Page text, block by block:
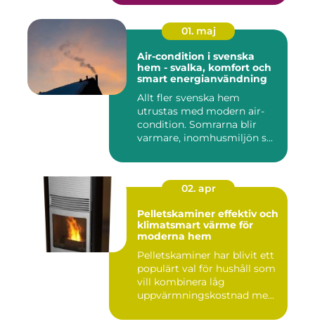
01. maj
Air-condition i svenska
hem - svalka, komfort och
smart energianvändning
Allt fler svenska hem
utrustas med modern air-
condition. Somrarna blir
varmare, inomhusmiljön s...
02. apr
Pelletskaminer effektiv och
klimatsmart värme för
moderna hem
Pelletskaminer har blivit ett
populärt val för hushåll som
vill kombinera låg
uppvärmningskostnad me...